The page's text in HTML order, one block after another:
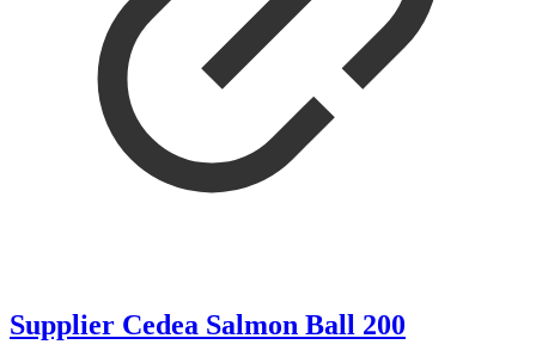
Supplier Cedea Salmon Ball 200